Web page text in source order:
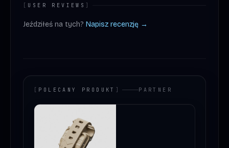
[ USER REVIEWS ]
Jeździłeś na tych? Napisz recenzję →
[ POLECANY PRODUKT ] PARTNER